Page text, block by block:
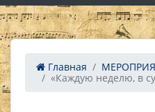
Главная
«Каждую неделю, в